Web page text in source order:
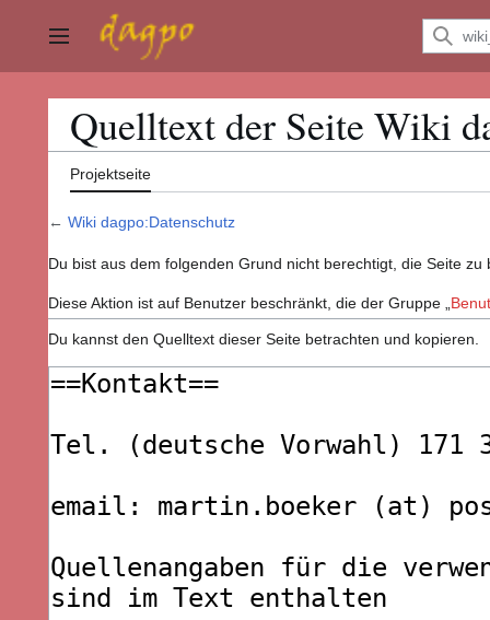
Inhalt Hauptmenü
Quelltext der Seite Wiki
Projektseite
← Wiki dagpo:Datenschutz
Du bist aus dem folgenden Grund nicht berechtigt, die Seite zu
Diese Aktion ist auf Benutzer beschränkt, die der Gruppe „
Du kannst den Quelltext dieser Seite betrachten und kopieren.